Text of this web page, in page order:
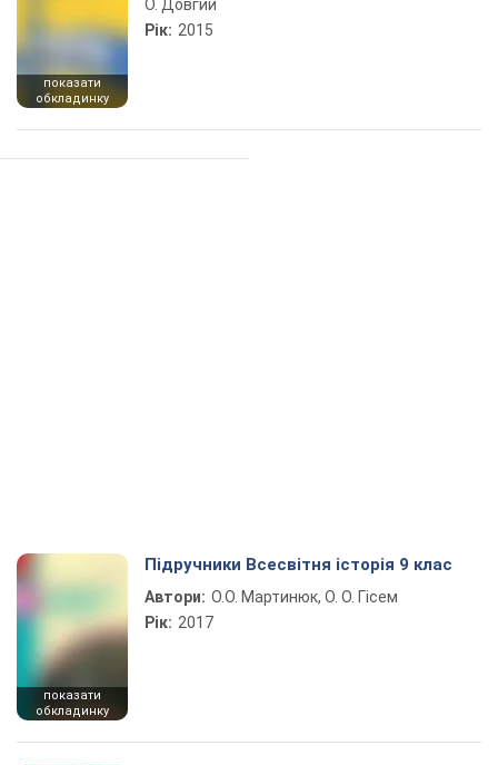
показати
обкладинку
О. Довгий
Рік: 2015
показати
обкладинку
Підручники Всесвітня історія 9 клас
Автори: О.О. Мартинюк, О. О. Гісем
Рік: 2017